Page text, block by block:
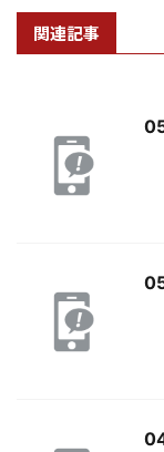
関連記事